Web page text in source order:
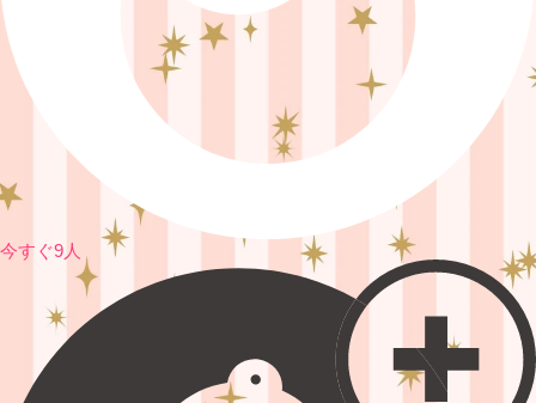
今すぐ9人